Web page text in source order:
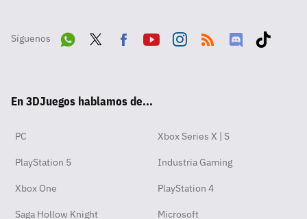
Síguenos
pp
ok
En 3DJuegos hablamos de...
PC Xbox Series X | S
PlayStation 5 Industria Gaming
Xbox One PlayStation 4
Saga Hollow Knight Microsoft